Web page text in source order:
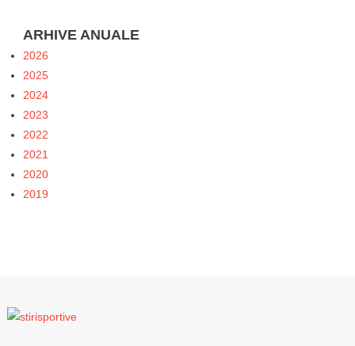
ARHIVE ANUALE
2026
2025
2024
2023
2022
2021
2020
2019